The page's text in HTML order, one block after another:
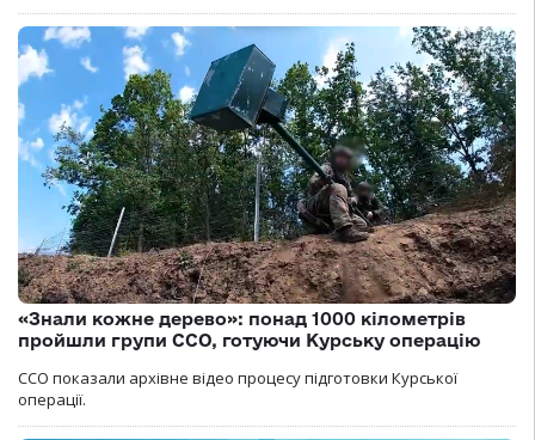
«Знали кожне дерево»: понад 1000 кілометрів
пройшли групи ССО, готуючи Курську операцію
ССО показали архівне відео процесу підготовки Курської
операції.